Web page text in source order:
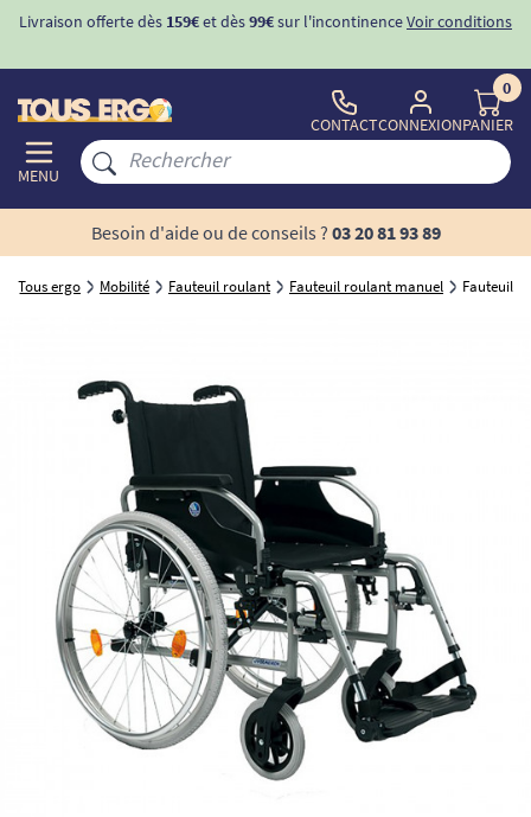
Livraison offerte dès 159€et dès99€sur l'incontinenceVoir conditions
MENU
CONTACTCONNEXION
0
PANIER
Besoin d'aide ou de conseils ? 03 20 81 93 89
Tous ergo Mobilité Fauteuil roulant Fauteuil roulant manuel Fauteuil